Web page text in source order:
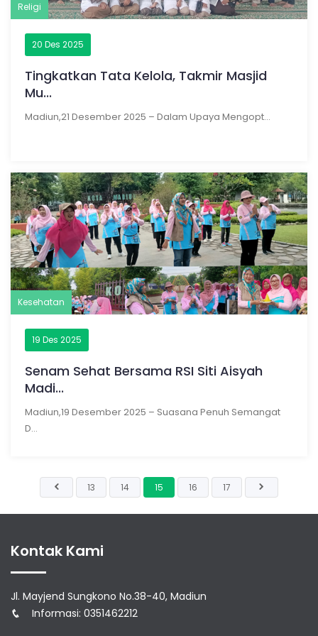
Religi
20 Des 2025
Tingkatkan Tata Kelola, Takmir Masjid
Mu...
Madiun,21 Desember 2025 – Dalam Upaya Mengopt...
Kesehatan
19 Des 2025
Senam Sehat Bersama RSI Siti Aisyah
Madi...
Madiun,19 Desember 2025 – Suasana Penuh Semangat
D...
13 14 15 16 17
Kontak Kami
Jl. Mayjend Sungkono No.38-40, Madiun
Informasi: 0351462212